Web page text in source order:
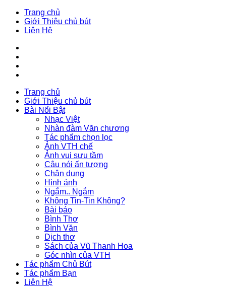
Trang chủ
Giới Thiệu chủ bút
Liên Hệ
Trang chủ
Giới Thiệu chủ bút
Bài Nổi Bật
Nhạc Việt
Nhàn đàm Văn chương
Tác phẩm chọn lọc
Ảnh VTH chế
Ảnh vui sưu tầm
Câu nói ấn tượng
Chân dung
Hình ảnh
Ngắm.. Ngắm
Không Tin-Tin Không?
Bài báo
Bình Thơ
Bình Văn
Dịch thơ
Sách của Vũ Thanh Hoa
Góc nhìn của VTH
Tác phẩm Chủ Bút
Tác phẩm Bạn
Liên Hệ